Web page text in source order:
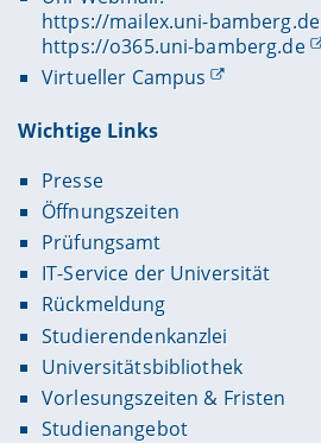
https://mailex.uni-bamberg.de
https://o365.uni-bamberg.de
Virtueller Campus
Wichtige Links
Presse
Öffnungszeiten
Prüfungsamt
IT-Service der Universität
Rückmeldung
Studierendenkanzlei
Universitätsbibliothek
Vorlesungszeiten & Fristen
Studienangebot